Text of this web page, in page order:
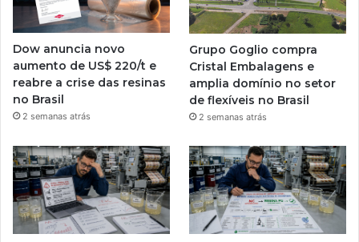
Dow anuncia novo
aumento de US$ 220/t e
reabre a crise das resinas
no Brasil
2 semanas atrás
Grupo Goglio compra
Cristal Embalagens e
amplia domínio no setor
de flexíveis no Brasil
2 semanas atrás